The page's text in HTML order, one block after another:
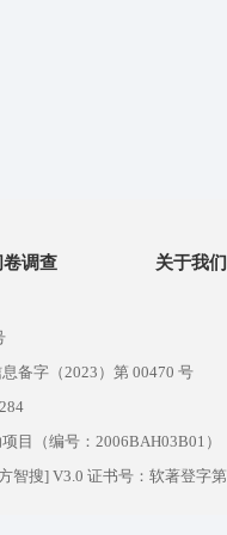
卷调查 关于我们
备字（2023）第 00470 号
目（编号：2006BAH03B01）
智搜] V3.0 证书号：软著登字